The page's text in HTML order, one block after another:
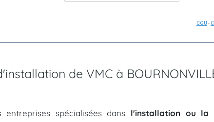
CGU -
de VMC à
spécialisées dans l'installation ou la